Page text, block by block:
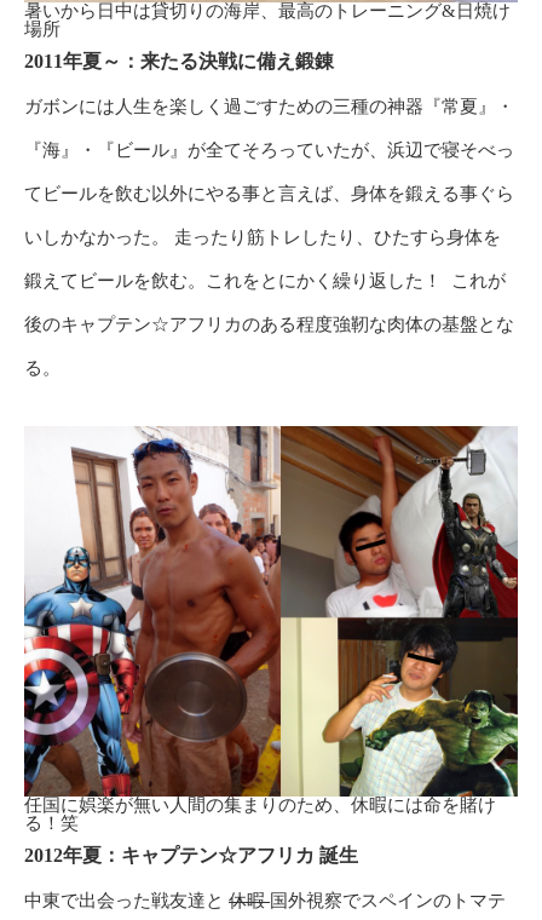
暑いから日中は貸切りの海岸、最高のトレーニング&日焼け
場所
2011年夏～：来たる決戦に備え鍛錬
ガボンには人生を楽しく過ごすための三種の神器『常夏』・
『海』・『ビール』が全てそろっていたが、浜辺で寝そべっ
てビールを飲む以外にやる事と言えば、身体を鍛える事ぐら
いしかなかった。 走ったり筋トレしたり、ひたすら身体を
鍛えてビールを飲む。これをとにかく繰り返した！ これが
後のキャプテン☆アフリカのある程度強靭な肉体の基盤とな
る。
任国に娯楽が無い人間の集まりのため、休暇には命を賭け
る！笑
2012年夏：キャプテン☆アフリカ 誕生
中東で出会った戦友達と 休暇国外視察でスペインのトマテ